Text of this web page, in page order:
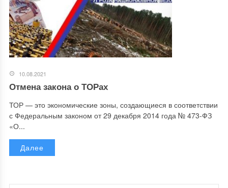
10.08.2021
Отмена закона о ТОРах
ТОР — это экономические зоны, создающиеся в соответствии
с Федеральным законом от 29 декабря 2014 года № 473-ФЗ
«О...
Далее